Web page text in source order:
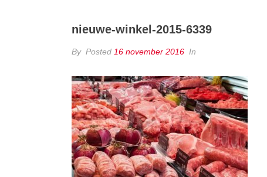
nieuwe-winkel-2015-6339
By Posted 16 november 2016 In